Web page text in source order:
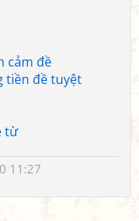
cảm đề
tiền đề tuyệt
từ
11:27